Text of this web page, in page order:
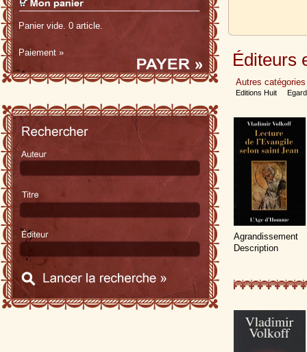
Panier vide. 0 article.
Paiement » Éditeurs
Autres catégories
Éditions Huit
Agrandissement
Description